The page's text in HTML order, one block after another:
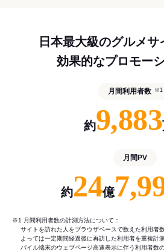
日本最大級のグルメサ
効果的なプロモー
月間利用者数 ※1
約9,883
月間PV
約24億
※1 月間利用者数の計測方法について：
サイトを訪れた人をブラウザベースで数えた利用者
よっては一定期間経過後に再訪した利用者を重複計
バイル端末のウェブページ高速表示に伴う利用者数